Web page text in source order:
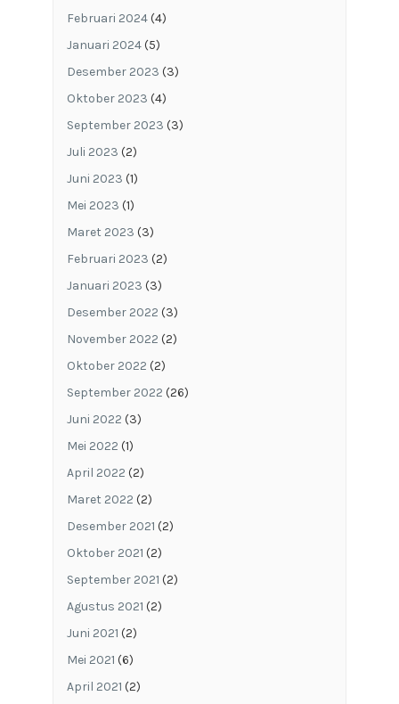
Februari 2024(4)
Januari 2024(5)
Desember 2023 (3)
Oktober 2023 (4)
September 2023 (3)
Juli 2023 (2)
Juni 2023 (1)
Mei 2023 (1)
Maret 2023 (3)
Februari 2023 (2)
Januari 2023 (3)
Desember 2022 (3)
November 2022 (2)
Oktober 2022 (2)
September 2022 (26)
Juni 2022 (3)
Mei 2022 (1)
April 2022 (2)
Maret 2022 (2)
Desember 2021 (2)
Oktober 2021 (2)
September 2021 (2)
Agustus 2021 (2)
Juni 2021 (2)
Mei 2021 (6)
April 2021 (2)